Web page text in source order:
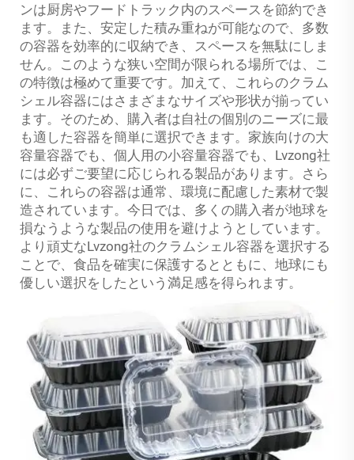
ンは厨房やフードトラック内のスペースを節約でき
ます。また、安定した積み重ねが可能なので、多数
の容器を効率的に収納でき、スペースを無駄にしま
せん。このような狭い空間が限られる場所では、こ
の特徴は極めて重要です。加えて、これらのクラム
シェル容器にはさまざまなサイズや形状が揃ってい
ます。そのため、購入者は自社の個別のニーズに最
も適した容器を簡単に選択できます。家族向けの大
容量容器でも、個人用の小容量容器でも、Lvzong社
には必ずご要望に応じられる製品があります。さら
に、これらの容器は通常、環境に配慮した素材で製
造されています。今日では、多くの購入者が地球を
損なうような製品の使用を避けようとしています。
より頑丈なLvzong社のクラムシェル容器を選択する
ことで、食品を確実に保護するとともに、地球にも
優しい選択をしたという満足感を得られます。